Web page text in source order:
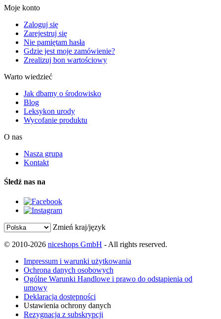
Moje konto
Zaloguj się
Zarejestruj się
Nie pamiętam hasła
Gdzie jest moje zamówienie?
Zrealizuj bon wartościowy
Warto wiedzieć
Jak dbamy o środowisko
Blog
Leksykon urody
Wycofanie produktu
O nas
Nasza grupa
Kontakt
Śledź nas na
Zmień kraj/język
© 2010-2026 niceshops GmbH - All rights reserved.
Impressum i warunki użytkowania
Ochrona danych osobowych
Ogólne Warunki Handlowe i prawo do odstąpienia od
umowy
Deklaracja dostępności
Ustawienia ochrony danych
Rezygnacja z subskrypcji